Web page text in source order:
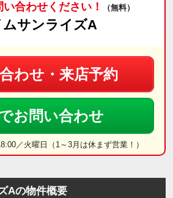
合わせください！ （無料）
サンライズA
わせ・来店予約
お問い合わせ
／火曜日（1～3月は休まず営業！）
Aの物件概要